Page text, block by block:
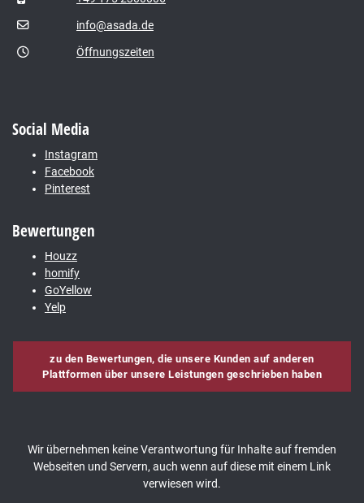
info@asada.de
Öffnungszeiten
Social Media
Instagram
Facebook
Pinterest
Bewertungen
Houzz
homify
GoYellow
Yelp
zu den Bewertungen, die unsere Kunden auf anderen
Plattformen über unsere Leistungen geschrieben haben
Wir übernehmen keine Verantwortung für Inhalte auf fremden
Webseiten und Servern, auch wenn auf diese mit einem Link
verwiesen wird.